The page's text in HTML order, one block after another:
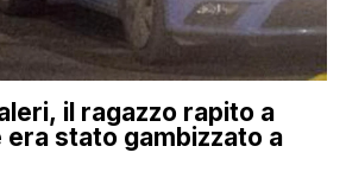
il ragazzo rapito a
era stato gambizzato a